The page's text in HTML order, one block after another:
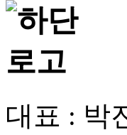
대표 : 박